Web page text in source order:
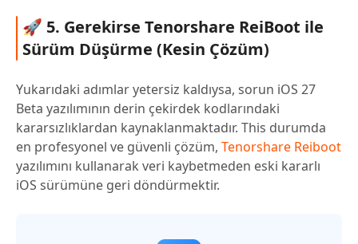
🚀 5. Gerekirse Tenorshare ReiBoot ile
Sürüm Düşürme (Kesin Çözüm)
Yukarıdaki adımlar yetersiz kaldıysa, sorun iOS 27
Beta yazılımının derin çekirdek kodlarındaki
kararsızlıklardan kaynaklanmaktadır. This durumda
en profesyonel ve güvenli çözüm, Tenorshare Reiboot
yazılımını kullanarak veri kaybetmeden eski kararlı
iOS sürümüne geri döndürmektir.